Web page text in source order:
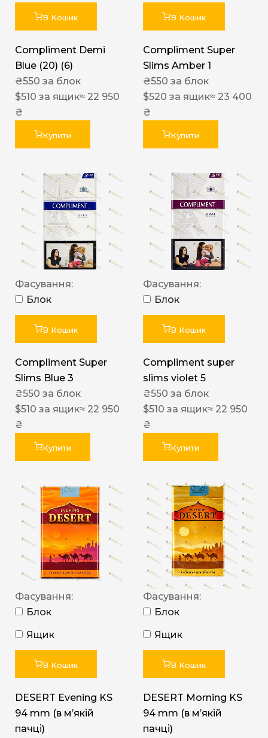
В Кошик
Compliment Demi
Blue (20) (6)
₴550 за блок
$510 за ящик≈ 22 950
₴
Купити
В Кошик
Compliment Super
Slims Amber 1
₴550 за блок
$520 за ящик≈ 23 400
₴
Купити
Фасування:
Блок
В Кошик
Compliment Super
Slims Blue 3
₴550 за блок
$510 за ящик≈ 22 950
₴
Купити
Фасування:
Блок
В Кошик
Compliment super
slims violet 5
₴550 за блок
$510 за ящик≈ 22 950
₴
Купити
Фасування:
Блок
Ящик
В Кошик
DESERT Evening KS
94 mm (в мʼякій
пачці)
Фасування:
Блок
Ящик
В Кошик
DESERT Morning KS
94 mm (в мʼякій
пачці)